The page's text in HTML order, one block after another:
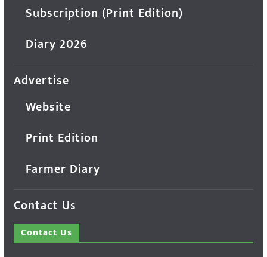
Subscription (Print Edition)
Diary 2026
Advertise
Website
Print Edition
Farmer Diary
Contact Us
Contact Us